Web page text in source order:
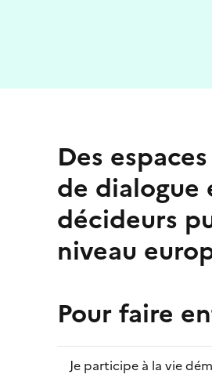
Des
de dialogue
décideurs
niveau
Pour faire
Je participe à la vie